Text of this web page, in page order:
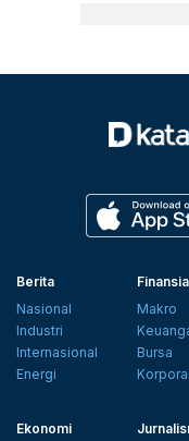
Berita
Nasional
Industri
Internasional
Energi
Makro
Bursa
Ekonomi